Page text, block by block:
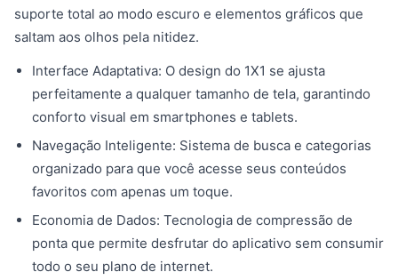
suporte total ao modo escuro e elementos gráficos que
saltam aos olhos pela nitidez.
Interface Adaptativa: O design do 1X1 se ajusta
perfeitamente a qualquer tamanho de tela, garantindo
conforto visual em smartphones e tablets.
Navegação Inteligente: Sistema de busca e categorias
organizado para que você acesse seus conteúdos
favoritos com apenas um toque.
Economia de Dados: Tecnologia de compressão de
ponta que permite desfrutar do aplicativo sem consumir
todo o seu plano de internet.